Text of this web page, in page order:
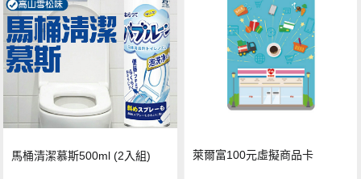
馬桶清潔慕斯500ml (2入組) 萊爾富100元虛擬商品卡